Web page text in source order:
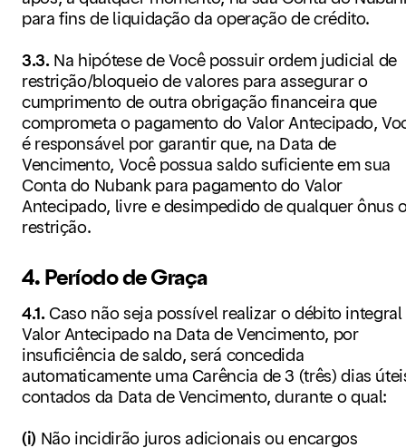
para fins de liquidação da operação de crédito.
3.3. Na hipótese de Você possuir ordem judicial de
restrição/bloqueio de valores para assegurar o
cumprimento de outra obrigação financeira que
comprometa o pagamento do Valor Antecipado,
é responsável por garantir que, na Data de
Vencimento, Você possua saldo suficiente em sua
Conta do Nubank para pagamento do Valor
Antecipado, livre e desimpedido de qualquer ônus
restrição.
4. Período de Graça
4.1.Caso não seja possível realizar o débito integral
Valor Antecipado na Data de Vencimento, por
insuficiência de saldo, será concedida
automaticamente uma Carência de 3 (três) dias
contados da Data de Vencimento, durante o qual:
(i) Não incidirão juros adicionais ou encargos